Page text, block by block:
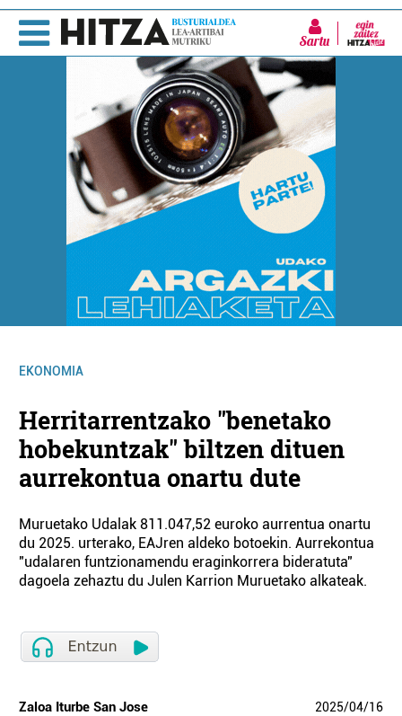
Sartu
EKONOMIA
Herritarrentzako "benetako
hobekuntzak" biltzen dituen
aurrekontua onartu dute
Muruetako Udalak 811.047,52 euroko aurrentua onartu
du 2025. urterako, EAJren aldeko botoekin. Aurrekontua
"udalaren funtzionamendu eraginkorrera bideratuta"
dagoela zehaztu du Julen Karrion Muruetako alkateak.
Zaloa Iturbe San Jose 2025/04/16